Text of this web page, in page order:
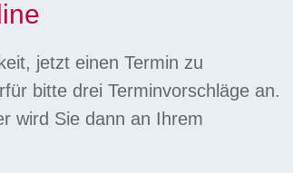
jetzt einen Termin zu
bitte drei Terminvorschläge an.
wird Sie dann an Ihrem